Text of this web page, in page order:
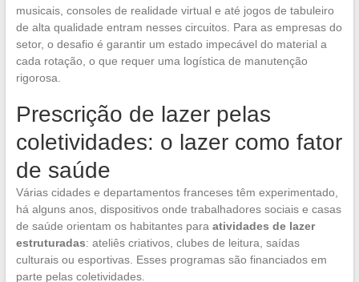
musicais, consoles de realidade virtual e até jogos de tabuleiro
de alta qualidade entram nesses circuitos. Para as empresas do
setor, o desafio é garantir um estado impecável do material a
cada rotação, o que requer uma logística de manutenção
rigorosa.
Prescrição de lazer pelas
coletividades: o lazer como fator
de saúde
Várias cidades e departamentos franceses têm experimentado,
há alguns anos, dispositivos onde trabalhadores sociais e casas
de saúde orientam os habitantes para atividades de lazer
estruturadas: ateliês criativos, clubes de leitura, saídas
culturais ou esportivas. Esses programas são financiados em
parte pelas coletividades.